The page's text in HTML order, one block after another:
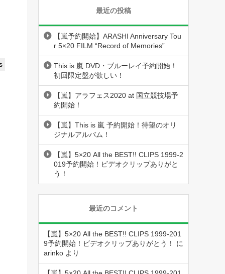
最近の投稿
【嵐予約開始】ARASHI Anniversary Tou
r 5×20 FILM “Record of Memories”
This is 嵐 DVD・ブルーレイ予約開始！
初回限定盤が欲しい！
【嵐】アラフェス2020 at 国立競技場予
約開始！
【嵐】This is 嵐 予約開始！待望のオリ
ジナルアルバム！
【嵐】5×20 All the BEST!! CLIPS 1999-2
019予約開始！ビデオクリップありがと
う！
最近のコメント
【嵐】5×20 All the BEST!! CLIPS 1999-201
9予約開始！ビデオクリップありがとう！
に
arinko より